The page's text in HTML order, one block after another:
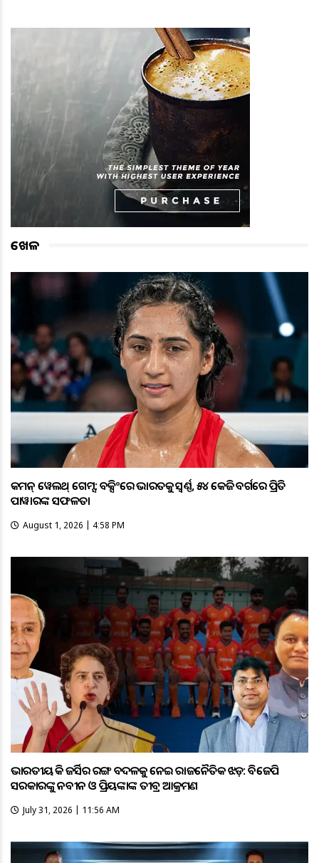
ଖେଳ
କମନ୍ ୱେଲଥ୍ ଗେମ୍ସ: ବକ୍ସିଂରେ ଭାରତକୁ ସ୍ବର୍ଣ୍ଣ, ୫୪ କେଜି ବର୍ଗରେ ପ୍ରିତି
ପାୱାରଙ୍କ ସଫଳତା
August 1, 2026 | 4:58 PM
ଭାରତୀୟ ହକି ଜର୍ସିର ରଙ୍ଗ ବଦଳକୁ ନେଇ ରାଜନୈତିକ ଝଡ଼: ବିଜେପି
ସରକାରଙ୍କୁ ନବୀନ ଓ ପ୍ରିୟଙ୍କାଙ୍କ ତୀବ୍ର ଆକ୍ରମଣ
July 31, 2026 | 11:56 AM